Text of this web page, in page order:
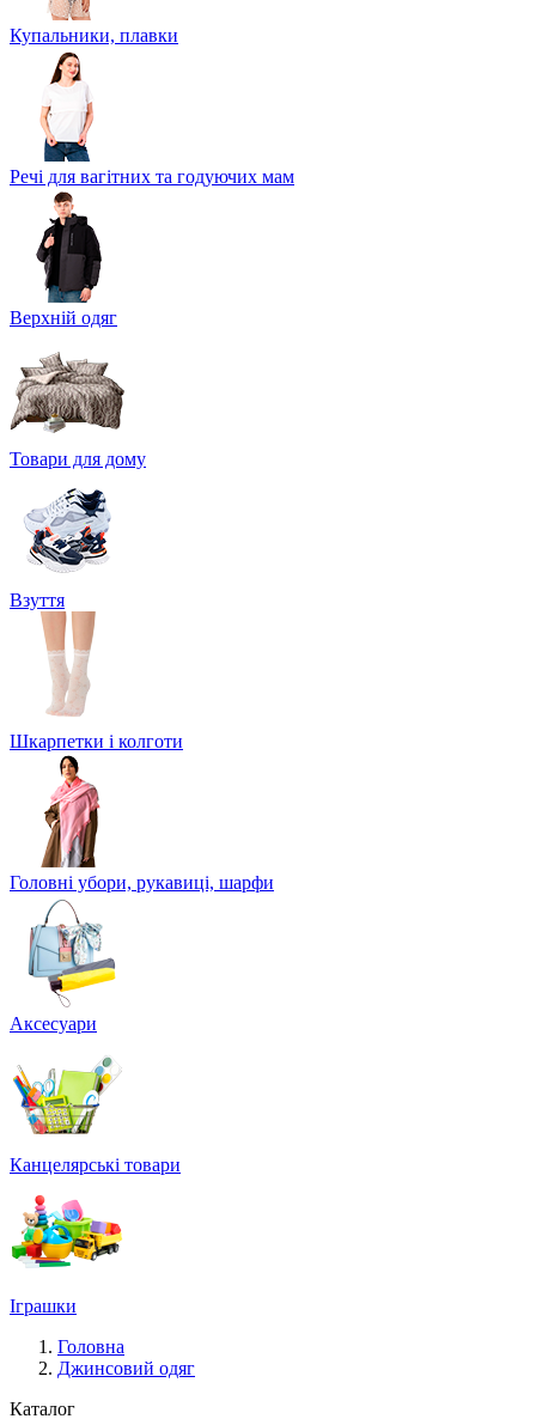
Купальники, плавки
Речі для вагітних та годуючих мам
Верхній одяг
Товари для дому
Взуття
Шкарпетки і колготи
Головні убори, рукавиці, шарфи
Аксесуари
Канцелярські товари
Іграшки
Головна
Джинсовий одяг
Каталог